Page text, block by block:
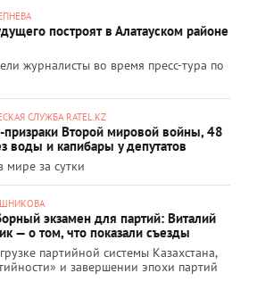
построят в Алатауском районе
журналисты во время пресс-тура по
СЛУЖБА RATEL.KZ
призраки Второй мировой войны, 48
воды и капибары у депутатов
мире за сутки
экзамен для партий: Виталий
— о том, что показали съезды
партийной системы Казахстана,
и завершении эпохи партий